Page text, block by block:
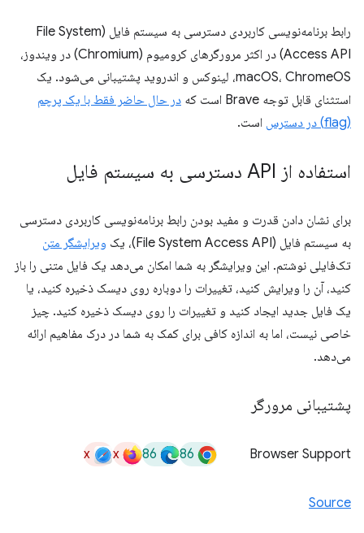
رابط برنامه‌نویسی کاربردی دسترسی به سیستم فایل (File System
Access API) در اکثر مرورگرهای کرومیوم (Chromium) در ویندوز،
macOS، ChromeOS، لینوکس و اندروید پشتیبانی می‌شود. یک
استثنای قابل توجه Brave است که
در حال حاضر فقط با یک پرچم
(flag) در دسترس
است.
استفاده از API دسترسی به سیستم فایل
برای نشان دادن قدرت و مفید بودن رابط برنامه‌نویسی کاربردی دسترسی
به سیستم فایل (File System Access API)، یک
ویرایشگر متن
تک‌فایلی نوشتم. این ویرایشگر به شما امکان می‌دهد یک فایل متنی را باز
کنید، آن را ویرایش کنید، تغییرات را دوباره روی دیسک ذخیره کنید، یا
یک فایل جدید ایجاد کنید و تغییرات را روی دیسک ذخیره کنید. چیز
خاصی نیست، اما به اندازه کافی برای کمک به شما در درک مفاهیم ارائه
می‌دهد.
پشتیبانی مرورگر
Browser Support
86
86
x
x
Source